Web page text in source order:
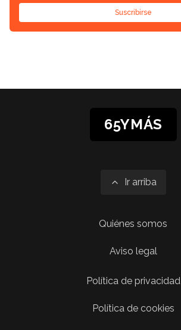
Suscribirse
65YMÁS
Ir arriba
Quiénes somos
Aviso legal
Política de privacidad
Política de cookies